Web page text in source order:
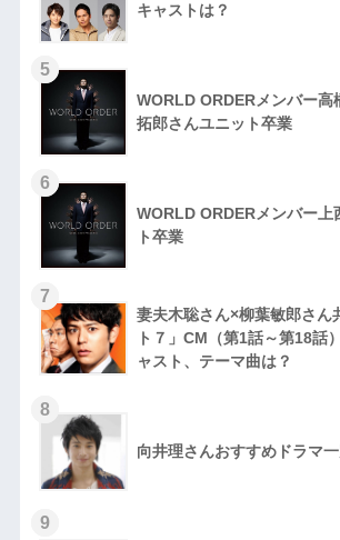
キャストは？
5
WORLD ORDERメンバー高
拓郎さんユニット卒業
6
WORLD ORDERメンバー上
ト卒業
7
妻夫木聡さん×柳葉敏郎さん
ト７」CM（第1話～第18話
ャスト、テーマ曲は？
8
向井理さんおすすめドラマ
9